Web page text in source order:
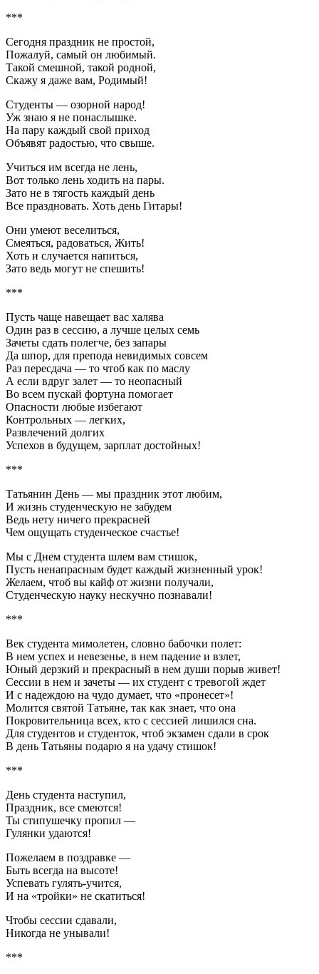
***
Сегодня праздник не простой,
Пожалуй, самый он любимый.
Такой смешной, такой родной,
Скажу я даже вам, Родимый!
Студенты — озорной народ!
Уж знаю я не понаслышке.
На пару каждый свой приход
Объявят радостью, что свыше.
Учиться им всегда не лень,
Вот только лень ходить на пары.
Зато не в тягость каждый день
Все праздновать. Хоть день Гитары!
Они умеют веселиться,
Смеяться, радоваться, Жить!
Хоть и случается напиться,
Зато ведь могут не спешить!
***
Пусть чаще навещает вас халява
Один раз в сессию, а лучше целых семь
Зачеты сдать полегче, без запары
Да шпор, для препода невидимых совсем
Раз пересдача — то чтоб как по маслу
А если вдруг залет — то неопасный
Во всем пускай фортуна помогает
Опасности любые избегают
Контрольных — легких,
Развлечений долгих
Успехов в будущем, зарплат достойных!
***
Татьянин День — мы праздник этот любим,
И жизнь студенческую не забудем
Ведь нету ничего прекрасней
Чем ощущать студенческое счастье!
Мы с Днем студента шлем вам стишок,
Пусть ненапрасным будет каждый жизненный урок!
Желаем, чтоб вы кайф от жизни получали,
Студенческую науку нескучно познавали!
***
Век студента мимолетен, словно бабочки полет:
В нем успех и невезенье, в нем падение и взлет,
Юный дерзкий и прекрасный в нем души порыв живет!
Сессии в нем и зачеты — их студент с тревогой ждет
И с надеждою на чудо думает, что «пронесет»!
Молится святой Татьяне, так как знает, что она
Покровительница всех, кто с сессией лишился сна.
Для студентов и студенток, чтоб экзамен сдали в срок
В день Татьяны подарю я на удачу стишок!
***
День студента наступил,
Праздник, все смеются!
Ты стипушечку пропил —
Гулянки удаются!
Пожелаем в поздравке —
Быть всегда на высоте!
Успевать гулять-учится,
И на «тройки» не скатиться!
Чтобы сессии сдавали,
Никогда не унывали!
***